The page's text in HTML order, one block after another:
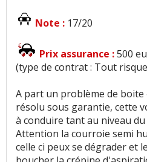
Note : 17/20
Prix assurance :500
(type de contrat : Tout
A part un problème de
résolu sous garantie, cette
à conduire tant au niveau
Attention la courroie semi
celle ci peux se dégrader et